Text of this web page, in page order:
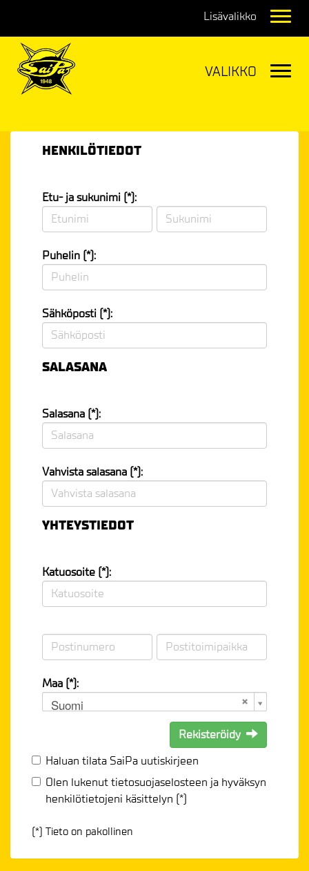
HENKILÖTIEDOT
Etu- ja sukunimi (*):
Puhelin (*):
Sähköposti (*):
SALASANA
Salasana (*):
Vahvista salasana (*):
YHTEYSTIEDOT
Katuosoite (*):
Maa (*):
Suomi
Rekisteröidy
Haluan tilata SaiPa uutiskirjeen
Olen lukenuttietosuojaselosteen ja hyväksyn
henkilötietojeni käsittelyn (*)
(*) Tieto on pakollinen